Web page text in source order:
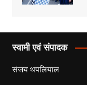
स्वामी एवं संपादक
संजय थपलियाल